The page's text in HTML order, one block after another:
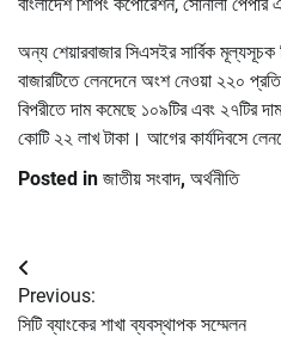
অন্য শেয়ারবাজার সিএসইর সার্বিক
বাজারটিতে লেনদেনে অংশ নেওয়া ২২০
বিপরীতে দাম কমেছে ১০৯টির এবং ২৭টির
কোটি ২২ লাখ টাকা। আগের কার্যদিবসে
Posted in জাতীয় সংবাদ, অর্থনীতি
Post
navigation
Previous:
সিটি ব্যাংকের শাখা ব্যবস্থাপক সম্মেলন